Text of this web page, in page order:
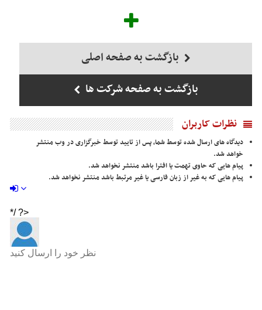
بازگشت به صفحه اصلی
بازگشت به صفحه شرکت ها
نظرات کاربران
دیدگاه های ارسال شده توسط شما، پس از تایید توسط خبرگزاری در وب منتشر
خواهد شد.
پیام هایی که حاوی تهمت یا افترا باشد منتشر نخواهد شد.
پیام هایی که به غیر از زبان فارسی یا غیر مرتبط باشد منتشر نخواهد شد.